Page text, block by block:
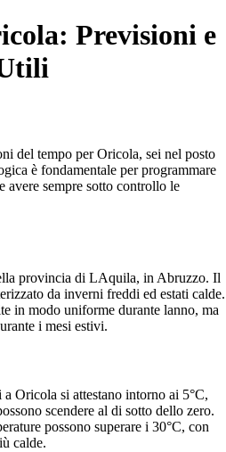
Previsioni e
del tempo per Oricola, sei nel posto
è fondamentale per programmare
avere sempre sotto controllo le
provincia di LAquila, in Abruzzo. Il
da inverni freddi ed estati calde.
in modo uniforme durante lanno, ma
i mesi estivi.
Oricola si attestano intorno ai 5°C,
scendere al di sotto dello zero.
possono superare i 30°C, con
calde.